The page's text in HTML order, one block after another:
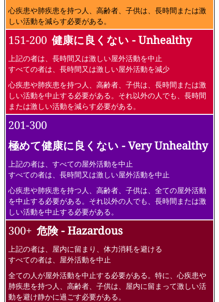
心疾患や肺疾患を持つ人、高齢者、子供は、長時間または激
しい活動を減らす必要がある。
151-200 健康に良くない - Unhealthy
上記の者は、長時間又は激しい屋外活動を中止
すべての者は、長時間又は激しい屋外活動を減少
心疾患や肺疾患を持つ人、高齢者、子供は、長時間または激
しい活動を中止する必要がある。それ以外の人でも、長時間
または激しい活動を減らす必要がある。
201-300
極めて健康に良くない - Very Unhealthy
上記の者は、すべての屋外活動を中止
すべての者は、長時間又は激しい屋外活動を中止
心疾患や肺疾患を持つ人、高齢者、子供は、全ての屋外活動
を中止する必要がある。それ以外の人でも、長時間または激
しい活動を中止する必要がある。
300+ 危険 - Hazardous
上記の者は、屋内に留まり、体力消耗を避ける
すべての者は、屋外活動を中止
全ての人が屋外活動を中止する必要がある。特に、心疾患や
肺疾患を持つ人、高齢者、子供は、屋内に留まって激しい活
動を避け静かに過ごす必要がある。